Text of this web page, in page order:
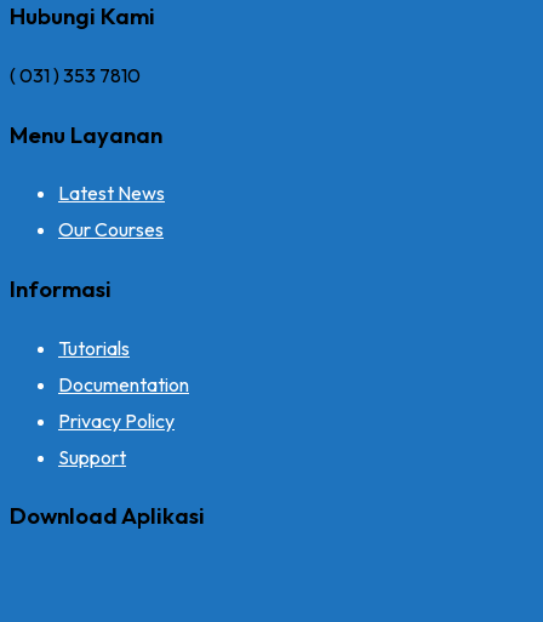
Hubungi Kami
( 031 ) 353 7810
Menu Layanan
Latest News
Our Courses
Informasi
Tutorials
Documentation
Privacy Policy
Support
Download Aplikasi